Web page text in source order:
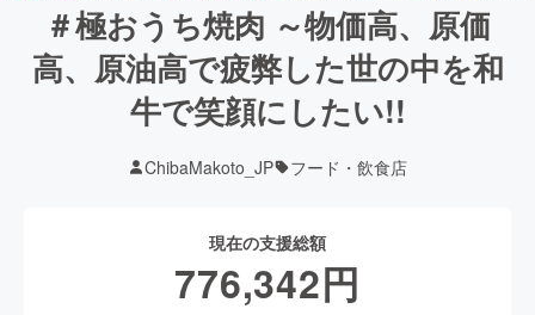
＃極おうち焼肉 ～物価高、原価
高、原油高で疲弊した世の中を和
牛で笑顔にしたい!!
ChibaMakoto_JP フード・飲食店
現在の支援総額
776,342円